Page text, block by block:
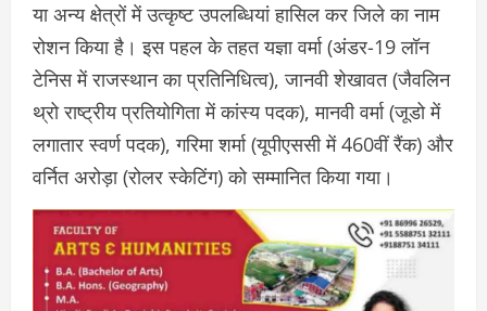
या अन्य क्षेत्रों में उत्कृष्ट उपलब्धियां हासिल कर जिले का नाम
रोशन किया है। इस पहल के तहत यज्ञा वर्मा (अंडर-19 लॉन
टेनिस में राजस्थान का प्रतिनिधित्व), जानवी शेखावत (जैवलिन
थ्रो राष्ट्रीय प्रतियोगिता में कांस्य पदक), मानवी वर्मा (जूडो में
लगातार स्वर्ण पदक), गरिमा शर्मा (यूपीएससी में 460वीं रैंक) और
वर्नित अरोड़ा (रोलर स्केटिंग) को सम्मानित किया गया।